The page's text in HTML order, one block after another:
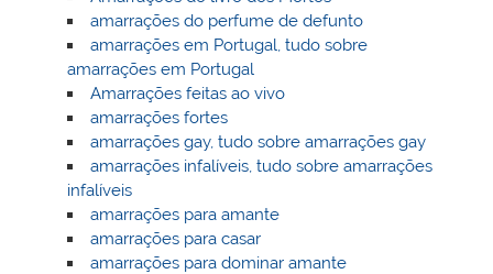
amarrações do perfume de defunto
amarrações em Portugal, tudo sobre
amarrações em Portugal
Amarrações feitas ao vivo
amarrações fortes
amarrações gay, tudo sobre amarrações gay
amarrações infalíveis, tudo sobre amarrações
infalíveis
amarrações para amante
amarrações para casar
amarrações para dominar amante